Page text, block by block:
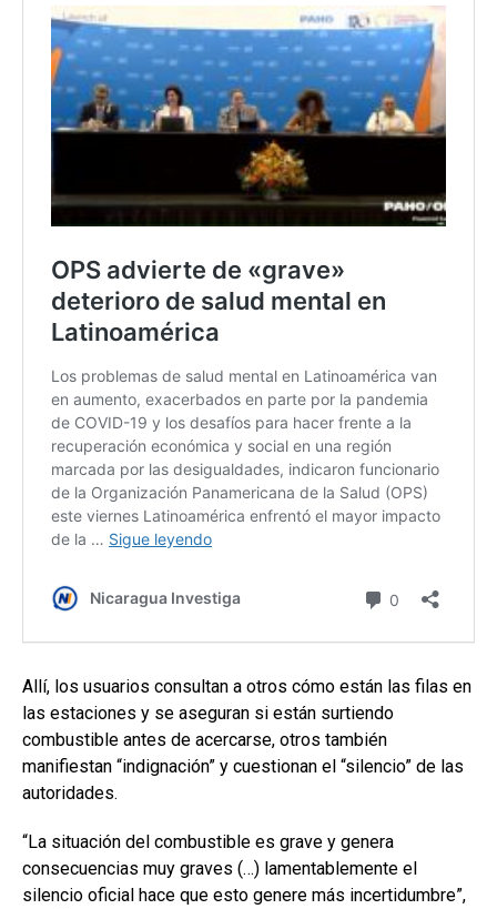
Allí, los usuarios consultan a otros cómo están las filas en
las estaciones y se aseguran si están surtiendo
combustible antes de acercarse, otros también
manifiestan “indignación” y cuestionan el “silencio” de las
autoridades.
“La situación del combustible es grave y genera
consecuencias muy graves (…) lamentablemente el
silencio oficial hace que esto genere más incertidumbre”,